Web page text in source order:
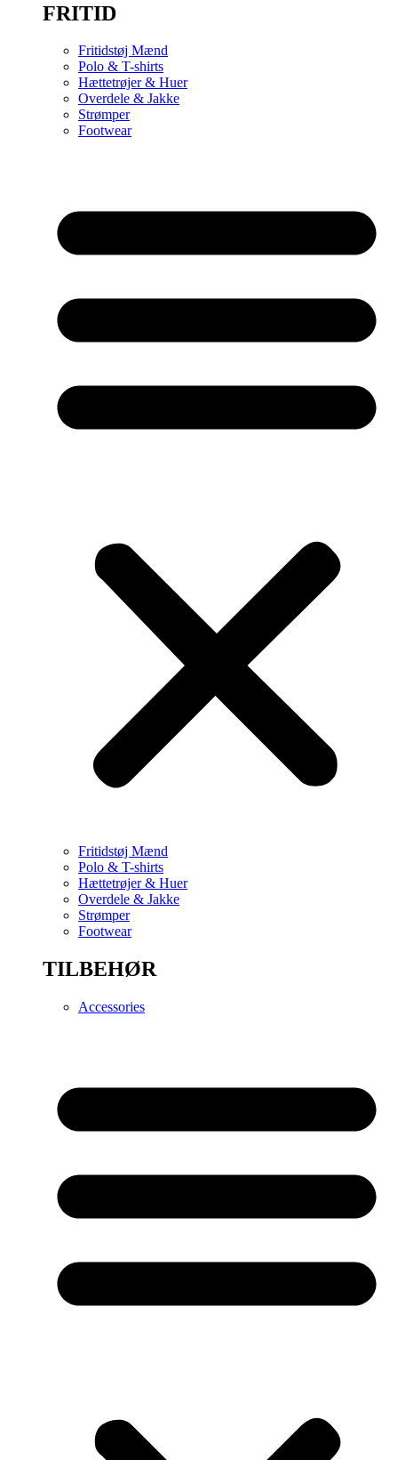
FRITID
Fritidstøj Mænd
Polo & T-shirts
Hættetrøjer & Huer
Overdele & Jakke
Strømper
Footwear
Fritidstøj Mænd
Polo & T-shirts
Hættetrøjer & Huer
Overdele & Jakke
Strømper
Footwear
TILBEHØR
Accessories